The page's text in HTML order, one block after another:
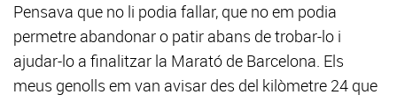
Pensava que no li podia fallar, que no em podia
permetre abandonar o patir abans de trobar-lo i
ajudar-lo a finalitzar la Marató de Barcelona. Els
meus genolls em van avisar des del kilòmetre 24 que